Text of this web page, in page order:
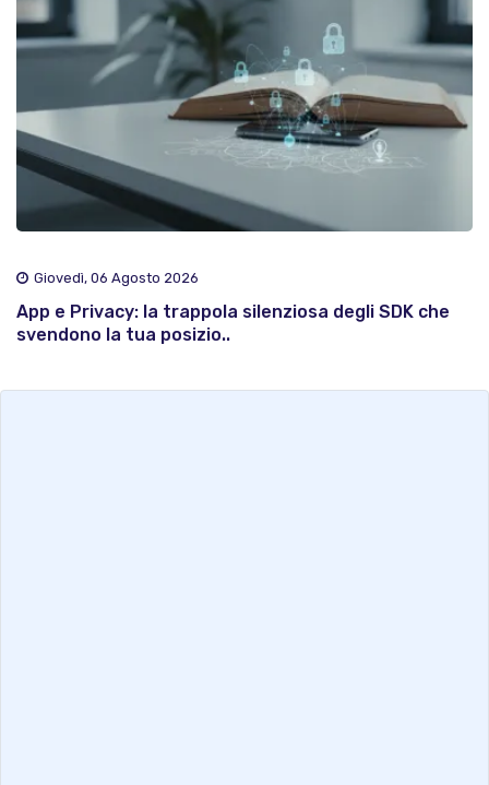
Giovedì, 06 Agosto 2026
App e Privacy: la trappola silenziosa degli SDK che
svendono la tua posizio..